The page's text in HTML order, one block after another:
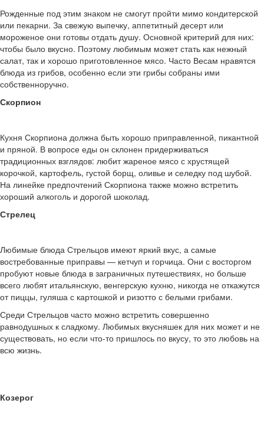
Рожденные под этим знаком не смогут пройти мимо кондитерской
или пекарни. За свежую выпечку, аппетитный десерт или
мороженое они готовы отдать душу. Основной критерий для них:
чтобы было вкусно. Поэтому любимым может стать как нежный
салат, так и хорошо приготовленное мясо. Часто Весам нравятся
блюда из грибов, особенно если эти грибы собраны ими
собственноручно.
Скорпион
Кухня Скорпиона должна быть хорошо приправленной, пикантной
и пряной. В вопросе еды он склонен придерживаться
традиционных взглядов: любит жареное мясо с хрустящей
корочкой, картофель, густой борщ, оливье и селедку под шубой.
На линейке предпочтений Скорпиона также можно встретить
хороший алкоголь и дорогой шоколад.
Стрелец
Любимые блюда Стрельцов имеют яркий вкус, а самые
востребованные приправы — кетчуп и горчица. Они с восторгом
пробуют новые блюда в заграничных путешествиях, но больше
всего любят итальянскую, венгерскую кухню, никогда не откажутся
от пиццы, гуляша с картошкой и ризотто с белыми грибами.
Среди Стрельцов часто можно встретить совершенно
равнодушных к сладкому. Любимых вкусняшек для них может и не
существовать, но если что-то пришлось по вкусу, то это любовь на
всю жизнь.
Козерог